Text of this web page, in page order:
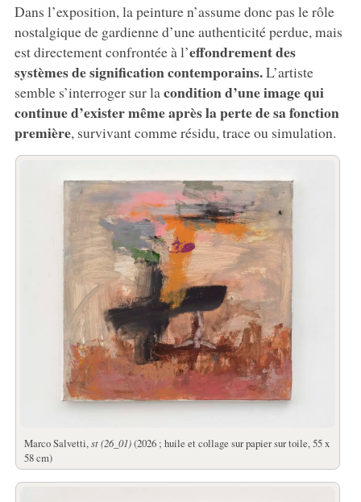
Dans l’exposition, la peinture n’assume donc pas le rôle
nostalgique de gardienne d’une authenticité perdue, mais
est directement confrontée à l’effondrement des
systèmes de signification contemporains.L’artiste
semble s’interroger sur la condition d’une image qui
continue d’exister même après la perte de sa fonction
première, survivant comme résidu, trace ou simulation.
Marco Salvetti,st (26_01)(2026 ; huile et collage sur papier sur toile, 55 x
58 cm)